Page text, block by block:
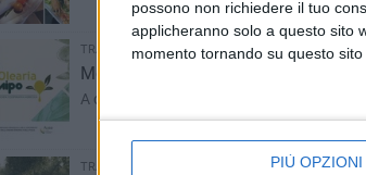
possono non richiedere il tuo
applicheranno solo a questo sito
momento tornando su questo
PIÙ OPZIONI
TRANI - 5 OTTOBRE 2021
Monitoraggio della mosca dell'olivo,
A cura del servizio di assistenza tecnica
TRANI - 1 OTTOBRE 2021